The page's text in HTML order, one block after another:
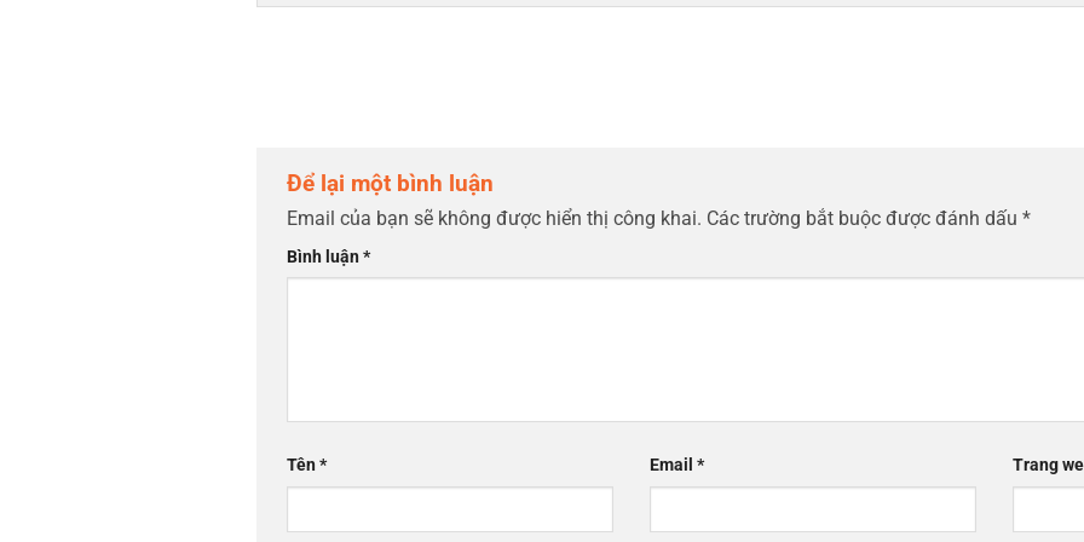
Để lại một bình luận
Email của bạn sẽ không được hiển thị công khai. Các trường bắt buộc được đánh dấu *
Bình luận*
Tên* Email * Trang